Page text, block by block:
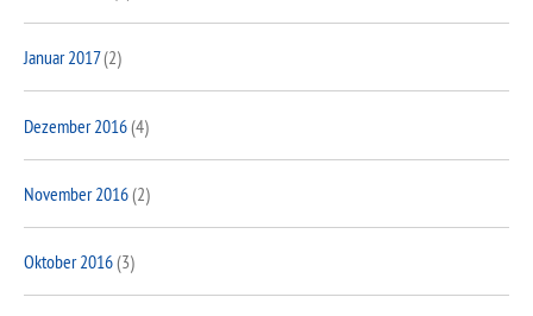
Januar 2017(2)
Dezember 2016(4)
November 2016(2)
Oktober 2016(3)